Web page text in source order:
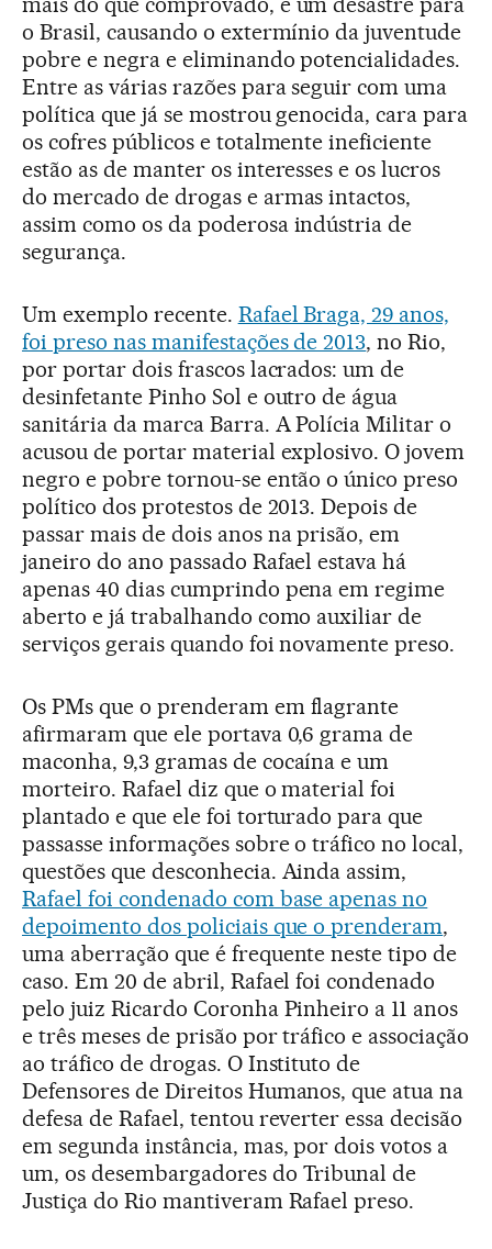
o Brasil, causando o extermínio da juventude
pobre e negra e eliminando potencialidades.
Entre as várias razões para seguir com uma
política que já se mostrou genocida, cara para
os cofres públicos e totalmente ineficiente
estão as de manter os interesses e os lucros
do mercado de drogas e armas intactos,
assim como os da poderosa indústria de
segurança.
Um exemplo recente. Rafael Braga, 29 anos,
foi preso nas manifestações de 2013, no Rio,
por portar dois frascos lacrados: um de
desinfetante Pinho Sol e outro de água
sanitária da marca Barra. A Polícia Militar o
acusou de portar material explosivo. O jovem
negro e pobre tornou-se então o único preso
político dos protestos de 2013. Depois de
passar mais de dois anos na prisão, em
janeiro do ano passado Rafael estava há
apenas 40 dias cumprindo pena em regime
aberto e já trabalhando como auxiliar de
serviços gerais quando foi novamente preso.
Os PMs que o prenderam em flagrante
afirmaram que ele portava 0,6 grama de
maconha, 9,3 gramas de cocaína e um
morteiro. Rafael diz que o material foi
plantado e que ele foi torturado para que
passasse informações sobre o tráfico no local,
questões que desconhecia. Ainda assim,
Rafael foi condenado com base apenas no
depoimento dos policiais que o prenderam,
uma aberração que é frequente neste tipo de
caso. Em 20 de abril, Rafael foi condenado
pelo juiz Ricardo Coronha Pinheiro a 11 anos
e três meses de prisão por tráfico e associação
ao tráfico de drogas. O Instituto de
Defensores de Direitos Humanos, que atua na
defesa de Rafael, tentou reverter essa decisão
em segunda instância, mas, por dois votos a
um, os desembargadores do Tribunal de
Justiça do Rio mantiveram Rafael preso.